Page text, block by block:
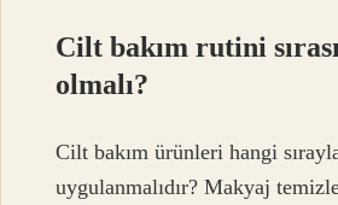
Cilt bakım rutini
olmalı?
Cilt bakım ürünleri hangi
uygulanmalıdır? Makyaj